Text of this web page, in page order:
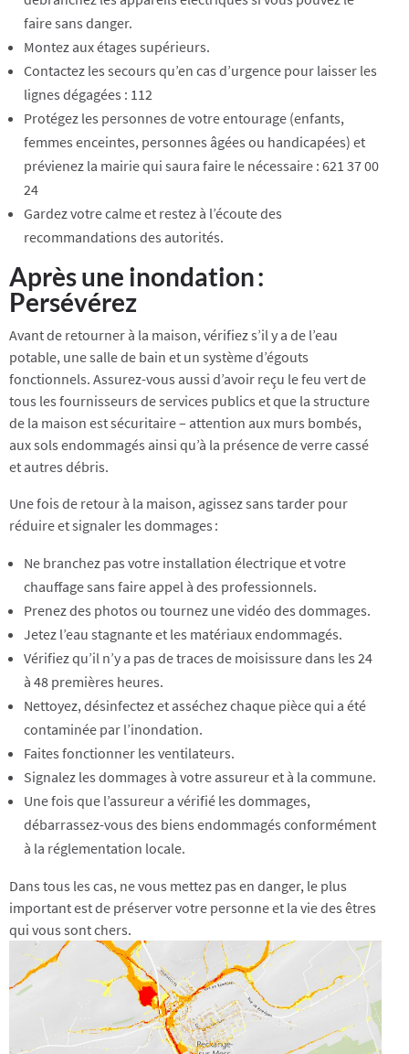
faire sans danger.
Montez aux étages supérieurs.
Contactez les secours qu’en cas d’urgence pour laisser les
lignes dégagées : 112
Protégez les personnes de votre entourage (enfants,
femmes enceintes, personnes âgées ou handicapées) et
prévienez la mairie qui saura faire le nécessaire : 621 37 00
24
Gardez votre calme et restez à l’écoute des
recommandations des autorités.
Après une inondation :
Persévérez
Avant de retourner à la maison, vérifiez s’il y a de l’eau
potable, une salle de bain et un système d’égouts
fonctionnels. Assurez-vous aussi d’avoir reçu le feu vert de
tous les fournisseurs de services publics et que la structure
de la maison est sécuritaire – attention aux murs bombés,
aux sols endommagés ainsi qu’à la présence de verre cassé
et autres débris.
Une fois de retour à la maison, agissez sans tarder pour
réduire et signaler les dommages :
Ne branchez pas votre installation électrique et votre
chauffage sans faire appel à des professionnels.
Prenez des photos ou tournez une vidéo des dommages.
Jetez l’eau stagnante et les matériaux endommagés.
Vérifiez qu’il n’y a pas de traces de moisissure dans les 24
à 48 premières heures.
Nettoyez, désinfectez et asséchez chaque pièce qui a été
contaminée par l’inondation.
Faites fonctionner les ventilateurs.
Signalez les dommages à votre assureur et à la commune.
Une fois que l’assureur a vérifié les dommages,
débarrassez-vous des biens endommagés conformément
à la réglementation locale.
Dans tous les cas, ne vous mettez pas en danger, le plus
important est de préserver votre personne et la vie des êtres
qui vous sont chers.